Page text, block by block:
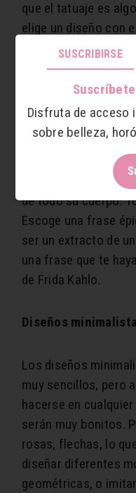
que el tatuaje es
elige un diseño con
satisfecha.
Los tatuajes de
pero aún así los
Angelina Jolie,
medio de su piel
de todo su cuerpo.
Escoge una frase
ser un extracto de
una frase que te
de Frida Kahlo.
Diseños
Los diseños
muy sencillos, pero
hacerse en
serán muy bonitos.
rosas, flechas, lo
diseñar diferentes
geométricas, o
SUSCRIBIRSE
Disfruta de acceso
sobre belleza,